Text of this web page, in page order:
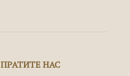
ПРАТИТЕ НАС